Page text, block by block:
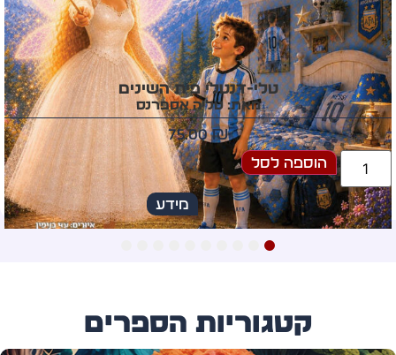
עץ המשאלות מטהרן
מאת: סני פרי
60.00₪
מידע
הוספה לסל
קטגוריות הספרים